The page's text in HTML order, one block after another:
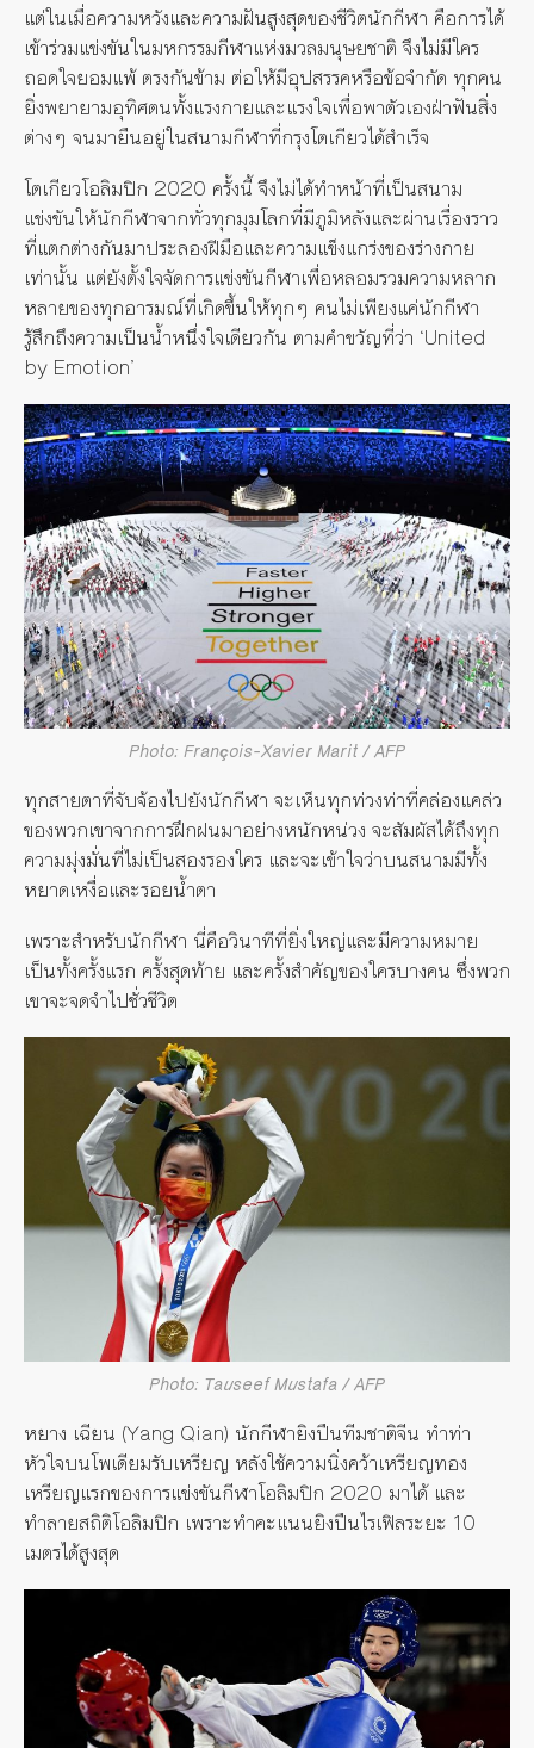
แต่ในเมื่อความหวังและความฝันสูงสุดของชีวิตนักกีฬา คือการได้
เข้าร่วมแข่งขันในมหกรรมกีฬาแห่งมวลมนุษยชาติ จึงไม่มีใคร
ถอดใจยอมแพ้ ตรงกันข้าม ต่อให้มีอุปสรรคหรือข้อจำกัด ทุกคน
ยิ่งพยายามอุทิศตนทั้งแรงกายและแรงใจเพื่อพาตัวเองฝ่าฟันสิ่ง
ต่างๆ จนมายืนอยู่ในสนามกีฬาที่กรุงโตเกียวได้สำเร็จ
โตเกียวโอลิมปิก 2020 ครั้งนี้ จึงไม่ได้ทำหน้าที่เป็นสนาม
แข่งขันให้นักกีฬาจากทั่วทุกมุมโลกที่มีภูมิหลังและผ่านเรื่องราว
ที่แตกต่างกันมาประลองฝีมือและความแข็งแกร่งของร่างกาย
เท่านั้น แต่ยังตั้งใจจัดการแข่งขันกีฬาเพื่อหลอมรวมความหลาก
หลายของทุกอารมณ์ที่เกิดขึ้นให้ทุกๆ คนไม่เพียงแค่นักกีฬา
รู้สึกถึงความเป็นน้ำหนึ่งใจเดียวกัน ตามคำขวัญที่ว่า ‘United
by Emotion’
Photo: François-Xavier Marit / AFP
ทุกสายตาที่จับจ้องไปยังนักกีฬา จะเห็นทุกท่วงท่าที่คล่องแคล่ว
ของพวกเขาจากการฝึกฝนมาอย่างหนักหน่วง จะสัมผัสได้ถึงทุก
ความมุ่งมั่นที่ไม่เป็นสองรองใคร และจะเข้าใจว่าบนสนามมีทั้ง
หยาดเหงื่อและรอยน้ำตา
เพราะสำหรับนักกีฬา นี่คือวินาทีที่ยิ่งใหญ่และมีความหมาย
เป็นทั้งครั้งแรก ครั้งสุดท้าย และครั้งสำคัญของใครบางคน ซึ่งพวก
เขาจะจดจำไปชั่วชีวิต
Photo: Tauseef Mustafa / AFP
หยาง เฉียน (Yang Qian) นักกีฬายิงปืนทีมชาติจีน ทำท่า
หัวใจบนโพเดียมรับเหรียญ หลังใช้ความนิ่งคว้าเหรียญทอง
เหรียญแรกของการแข่งขันกีฬาโอลิมปิก 2020 มาได้ และ
ทำลายสถิติโอลิมปิก เพราะทำคะแนนยิงปืนไรเฟิลระยะ 10
เมตรได้สูงสุด